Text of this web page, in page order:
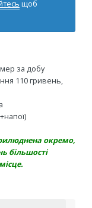
щоб
за добу
110 гривень,
окремо,
більшості